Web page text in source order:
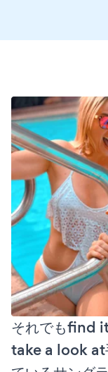
それでもfind
take a look at